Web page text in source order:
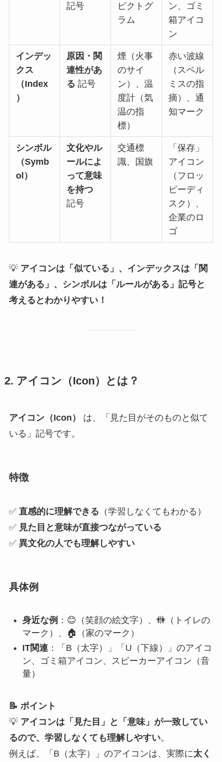
記号
ピクトグ
ラム
ン、ゴミ
箱アイコ
ン
インデッ
クス
（Index
）
原因・関
連性があ
る 記号
煙（火事
のサイ
ン）、温
度計（気
温の指
標）
赤い波線
（スペル
ミスの指
摘）、通
知マーク
シンボル
（Symb
ol）
文化やル
ールによ
って意味
を持つ
記号
交通標
識、国旗
「保存」
アイコン
（フロッ
ピーディ
スク）、
企業のロ
ゴ
💡 アイコンは「似ている」、インデックスは「関
連がある」、シンボルは「ルールがある」記号と
考えるとわかりやすい！
2. アイコン（Icon）とは？
アイコン（Icon）
は、「見た目がそのものと似て
いる」記号です。
特徴
✅ 直感的に理解できる （学習しなくてもわかる）
✅ 見た目と意味が直接つながっている
✅ 異文化の人でも理解しやすい
具体例
身近な例 ：😊（笑顔の絵文字）、🚻（トイレの
マーク）、🏠（家のマーク）
IT関連：「B（太字）」「U（下線）」のアイコ
ン、ゴミ箱アイコン、スピーカーアイコン（音
量）
📝 ポイント
💡 アイコンは「見た目」と「意味」が一致してい
るので、学習しなくても理解しやすい。
例えば、「B（太字）」のアイコンは、実際に太く